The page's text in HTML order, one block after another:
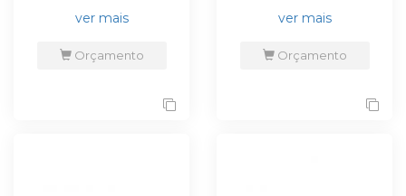
PARTICIONADA - WXS-
S-DBPART - INVENZI
ver mais
Orçamento
S-APPWXS - INVENZI
ver mais
Orçamento